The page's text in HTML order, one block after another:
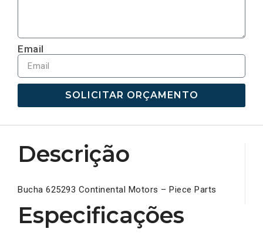
Email
SOLICITAR ORÇAMENTO
Descrição
Bucha 625293 Continental Motors – Piece Parts
Especificações